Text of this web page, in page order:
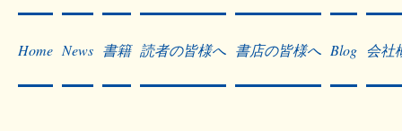
Home News 書籍 読者の皆様へ 書店の皆様へ Blog 会社